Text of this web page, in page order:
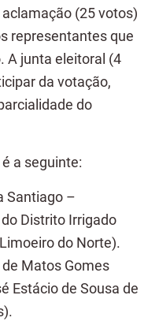
(25 votos)
representantes que
A junta eleitoral (4
da votação,
do
a seguinte:
Santiago –
Distrito Irrigado
do Norte).
de Matos Gomes
Estácio de Sousa de